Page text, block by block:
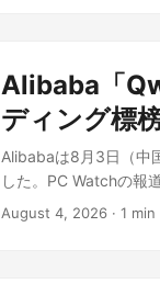
ロジェクトから始め
った海外の汎用モデル
方、PLaMoやtsuzumi
をベースにした低コ
換えやすさは、既存
なり得る。まずは自
ありそうだ。 出典: こ
る。Androidの場合は
送り込まれるマルウ
語で書かれたフル機
しつつ、裏では正規
ビス化後はC2サーバ
影、Webカメラ映像の
いる。 メモリ8GB環
適に使うには実質
どは8GBメモリでも
Windows機がハンデ
が、今回Microsoftが
帯を最初のターゲッ
Alibaba「
ディング標
Alibabaは8月3日（中
した。PC Watchの報
ータは950億(95B)と
August 4, 2026 · 1 min